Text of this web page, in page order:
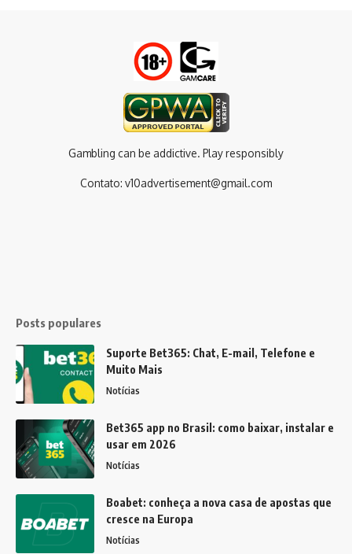
Gambling can be addictive. Play responsibly
Contato: v10advertisement@gmail.com
Posts populares
Suporte Bet365: Chat, E-mail, Telefone e
Muito Mais
Notícias
Bet365 app no Brasil: como baixar, instalar e
usar em 2026
Notícias
Boabet: conheça a nova casa de apostas que
cresce na Europa
Notícias